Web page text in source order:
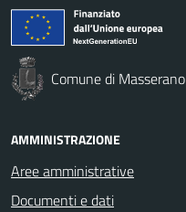
Comune di Masserano
AMMINISTRAZIONE
Aree amministrative
Documenti e dati